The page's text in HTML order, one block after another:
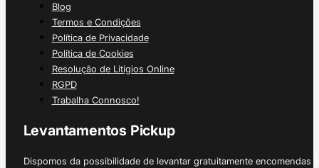
Blog
Termos e Condições
Política de Privacidade
Política de Cookies
Resolução de Litígios Online
RGPD
Trabalha Connosco!
Levantamentos Pickup
Dispomos da possibilidade de levantar gratuitamente